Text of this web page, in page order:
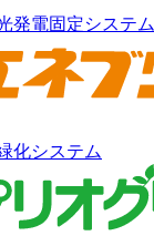
発電固定システム
化システム